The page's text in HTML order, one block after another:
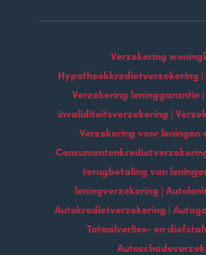
Verzekering
Hypotheekkredietverzekering
Verzekering leninggarantie
invaliditeitsverzekering |
Verzekering voor leningen
terugbetaling van
leningverzekering |
Autokredietverzekering |
Totaalverlies- en